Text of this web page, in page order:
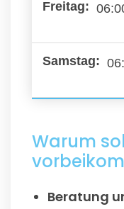
Warum
Beratung